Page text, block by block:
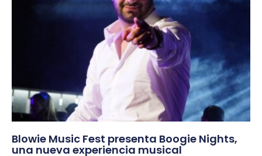
Blowie Music Fest presenta Boogie Nights,
una nueva experiencia musical